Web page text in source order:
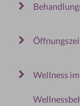
Wellness